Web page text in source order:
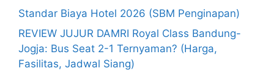
Standar Biaya Hotel 2026 (SBM Penginapan)
REVIEW JUJUR DAMRI Royal Class Bandung-
Jogja: Bus Seat 2-1 Ternyaman? (Harga,
Fasilitas, Jadwal Siang)